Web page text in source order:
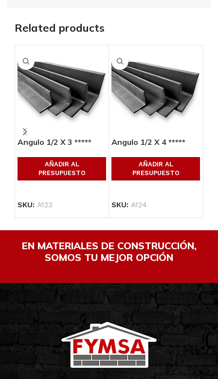
Related products
Angulo 1/2 X 3 *****
AÑADIR AL
PRESUPUESTO
SKU: A123
Angulo 1/2 X 4 *****
AÑADIR AL
PRESUPUESTO
SKU: A124
EN MATERIALES DE CONSTRUCCIÓN,
SOMOS TU MEJOR OPCIÓN